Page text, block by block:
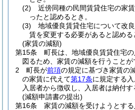
(2)
近傍同種の民間賃貸住宅の家
ったと認めるとき。
(3)
地域優良賃貸住宅について改
賃を変更する必要があると認める
(家賃の減額)
第15条
町長は、地域優良賃貸住宅
図るため、家賃の減額を行うことが
2
町長が前項の規定に基づき家賃の
の家賃に代えて第17条に規定する
入居者から徴収し、入居者は納付す
(減額申請書の提出)
第16条
家賃の減額を受けようとす